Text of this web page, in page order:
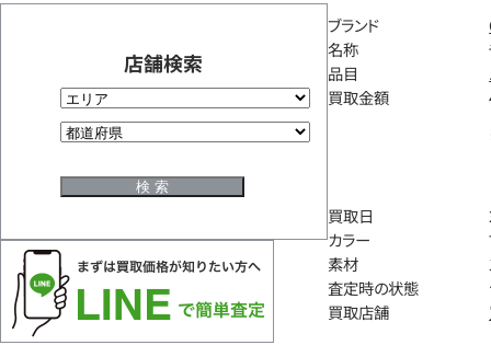
店舗検索
ブランド
名称
品目
買取金額
買取日
カラー
素材
査定時の状態
買取店舗